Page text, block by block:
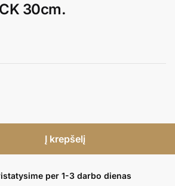
30cm.
Į krepšelį
per 1-3 darbo dienas